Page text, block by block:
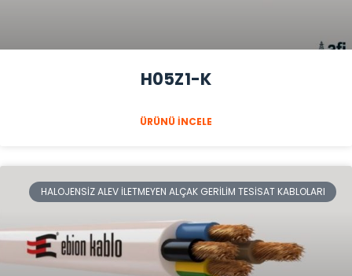
H05Z1-K
ÜRÜNÜ İNCELE
HALOJENSIZ ALEV İLETMEYEN ALÇAK GERILIM TESISAT KABLOLARI